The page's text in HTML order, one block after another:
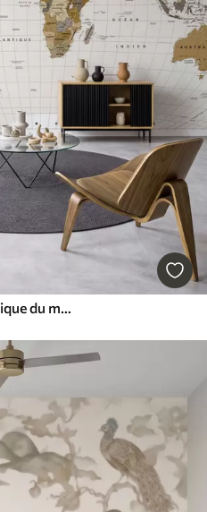
Papiers peints Une carte politique du monde de couleur marron, avec des drapeaux en français